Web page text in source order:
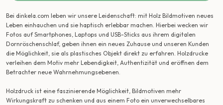
Bei dinkela.com leben wir unsere Leidenschaft: mit Holz Bildmotiven neues
Leben einhauchen und sie haptisch erlebbar machen. Hierbei wecken wir
Fotos auf Smartphones, Laptops und USB-Sticks aus ihrem digitalen
Dornröschenschlaf, geben ihnen ein neues Zuhause und unseren Kunden
die Möglichkeit, sie als plastisches Objekt direkt zu erfahren. Holzdrucke
verleihen dem Motiv mehr Lebendigkeit, Authentizität und eröffnen dem
Betrachter neue Wahrnehmungsebenen.
Holzdruck ist eine faszinierende Möglichkeit, Bildmotiven mehr
Wirkungskraft zu schenken und aus einem Foto ein unverwechselbares